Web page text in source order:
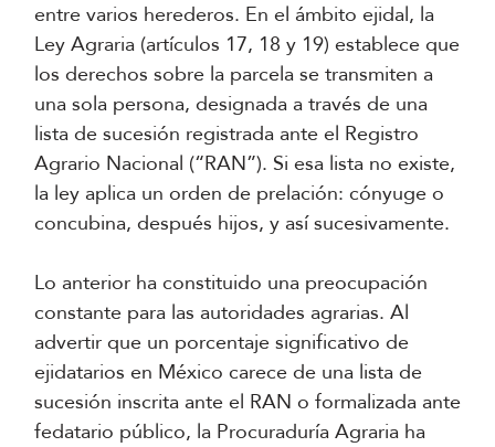
entre varios herederos. En el ámbito ejidal, la
Ley Agraria (artículos 17, 18 y 19) establece que
los derechos sobre la parcela se transmiten a
una sola persona, designada a través de una
lista de sucesión registrada ante el Registro
Agrario Nacional (“RAN”). Si esa lista no existe,
la ley aplica un orden de prelación: cónyuge o
concubina, después hijos, y así sucesivamente.
Lo anterior ha constituido una preocupación
constante para las autoridades agrarias. Al
advertir que un porcentaje significativo de
ejidatarios en México carece de una lista de
sucesión inscrita ante el RAN o formalizada ante
fedatario público, la Procuraduría Agraria ha